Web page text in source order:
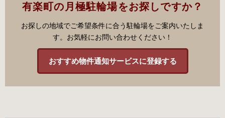
有楽町の月極駐輪場をお探しですか？
お探しの地域でご希望条件に合う駐輪場をご案内いたしま
す。お気軽にお問い合わせください！
おすすめ物件通知サービスに登録する